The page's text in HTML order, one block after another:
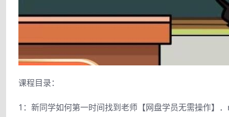
课程目录：
1：新同学如何第一时间找到老师【网盘学员无需操作】